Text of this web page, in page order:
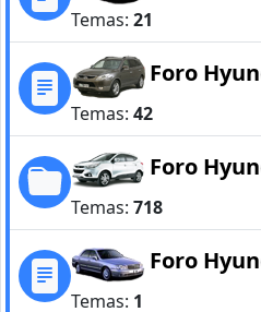
Temas: 21
Foro
Temas: 42
Foro
Temas: 718
Foro
Temas: 1